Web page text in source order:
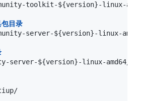
toolkit-${version}-linux-
目录
server-${version}-linux-
server-${version}-linux-amd64/